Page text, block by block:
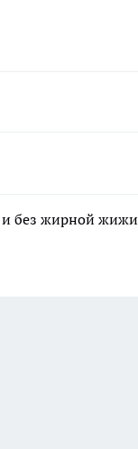
и без жирной жижи